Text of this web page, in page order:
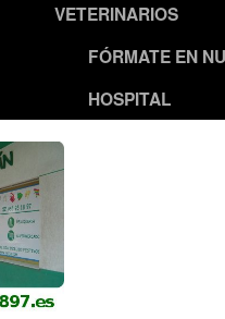
VETERINARIOS
FÓRMATE EN
HOSPITAL